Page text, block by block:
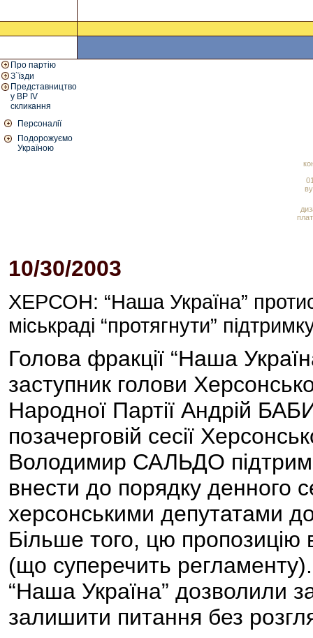
Про партію
З`їзди
Представництво
у ВР IV
скликання
Персоналії
Подорожуємо
Україною
10/30/2003
ХЕРСОН: “Наша Україна”
міськраді “протягнути”
Голова фракції “Наша
заступник голови
Народної Партії Андрій
позачерговій сесії
Володимир САЛЬДО
внести до порядку денного
херсонськими депутатами
Більше того, цю пропозицію
(що суперечить регламенту).
“Наша Україна” дозволили
залишити питання без